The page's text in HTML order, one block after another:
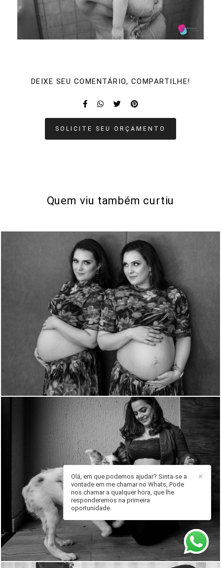
DEIXE SEU COMENTÁRIO, COMPARTILHE!
SOLICITE SEU ORÇAMENTO
Quem viu também curtiu
1773 0
1782 0
✕
Olá, em que podemos ajudar? Sinta-se a
vontade em me chamar no Whats, Pode
nos chamar a qualquer hora, que lhe
responderemos na primeira
oportunidade.